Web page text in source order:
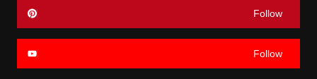
Follow
Follow